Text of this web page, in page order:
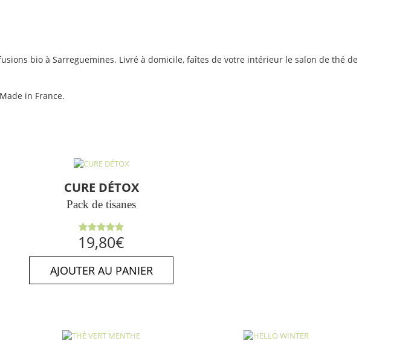
bio à Sarreguemines. Livré à domicile, faîtes de votre intérieur le salon de thé de
in France.
CURE DÉTOX
Pack de tisanes
Note5.00
sur 5
19,80€
AJOUTER AU PANIER